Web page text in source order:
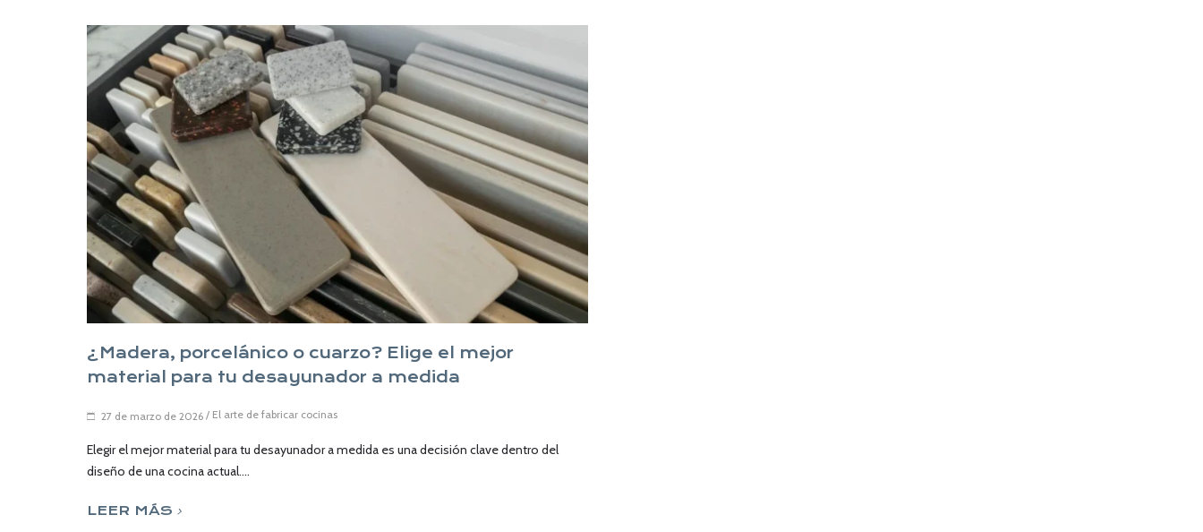
¿Madera, porcelánico o cuarzo? Elige el mejor
material para tu desayunador a medida
27 de marzo de 2026 / El arte de fabricar cocinas
Elegir el mejor material para tu desayunador a medida es una decisión clave dentro del
diseño de una cocina actual....
LEER MÁS